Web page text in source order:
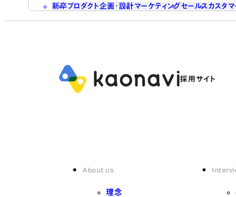
新卒プロダクト企画・設計マーケティングセールスカスタ
About us
理念